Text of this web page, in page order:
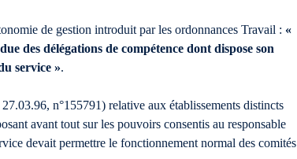
de gestion introduit par les ordonnances Travail : «
des délégations de compétence dont dispose son
service ».
n°155791) relative aux établissements distincts
avant tout sur les pouvoirs consentis au responsable
devait permettre le fonctionnement normal des comités